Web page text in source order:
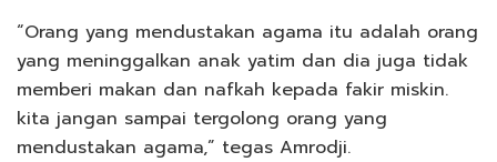
“Orang yang mendustakan agama itu adalah orang
yang meninggalkan anak yatim dan dia juga tidak
memberi makan dan nafkah kepada fakir miskin.
kita jangan sampai tergolong orang yang
mendustakan agama,” tegas Amrodji.